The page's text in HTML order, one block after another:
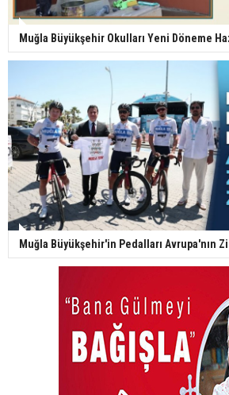
Muğla Büyükşehir Okulları Yeni Döneme
Muğla Büyükşehir'in Pedalları Avrupa'nın